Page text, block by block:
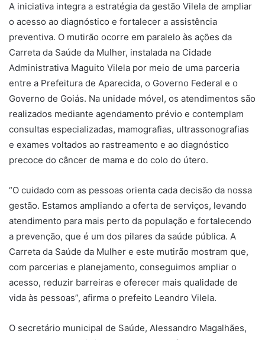
A iniciativa integra a estratégia da gestão Vilela de ampliar
o acesso ao diagnóstico e fortalecer a assistência
preventiva. O mutirão ocorre em paralelo às ações da
Carreta da Saúde da Mulher, instalada na Cidade
Administrativa Maguito Vilela por meio de uma parceria
entre a Prefeitura de Aparecida, o Governo Federal e o
Governo de Goiás. Na unidade móvel, os atendimentos são
realizados mediante agendamento prévio e contemplam
consultas especializadas, mamografias, ultrassonografias
e exames voltados ao rastreamento e ao diagnóstico
precoce do câncer de mama e do colo do útero.
“O cuidado com as pessoas orienta cada decisão da nossa
gestão. Estamos ampliando a oferta de serviços, levando
atendimento para mais perto da população e fortalecendo
a prevenção, que é um dos pilares da saúde pública. A
Carreta da Saúde da Mulher e este mutirão mostram que,
com parcerias e planejamento, conseguimos ampliar o
acesso, reduzir barreiras e oferecer mais qualidade de
vida às pessoas”, afirma o prefeito Leandro Vilela.
O secretário municipal de Saúde, Alessandro Magalhães,